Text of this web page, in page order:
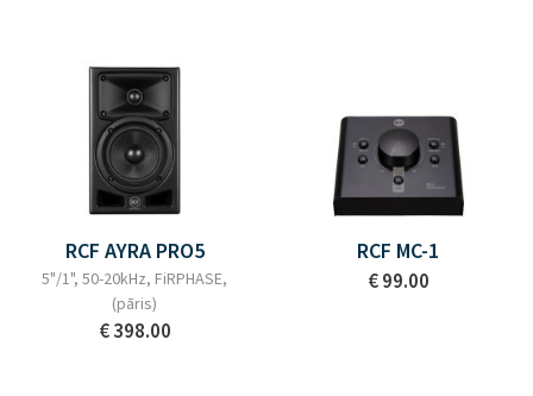
RCF AYRA PRO5
5"/1", 50-20kHz, FiRPHASE,
(pāris)
€ 398.00
RCF MC-1
€ 99.00